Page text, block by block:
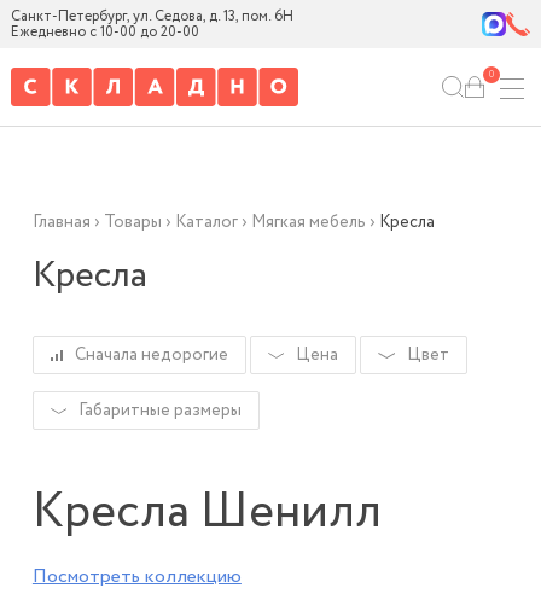
Санкт-Петербург, ул. Седова, д. 13, пом. 6Н
Ежедневно с 10-00 до 20-00
0
Главная › Товары › Каталог› Мягкая мебель › Кресла
Кресла
Сначала недорогие Цена Цвет
Габаритные размеры
Кресла Шенилл
Посмотреть коллекцию